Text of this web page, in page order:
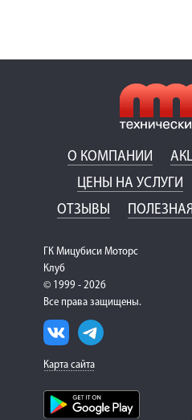
О КОМПАНИИ
ЦЕНЫ НА УСЛУГИ
ОТЗЫВЫ
ГК Мицубиси Моторс
Клуб
© 1999 - 2026
Все права защищены.
Карта сайта